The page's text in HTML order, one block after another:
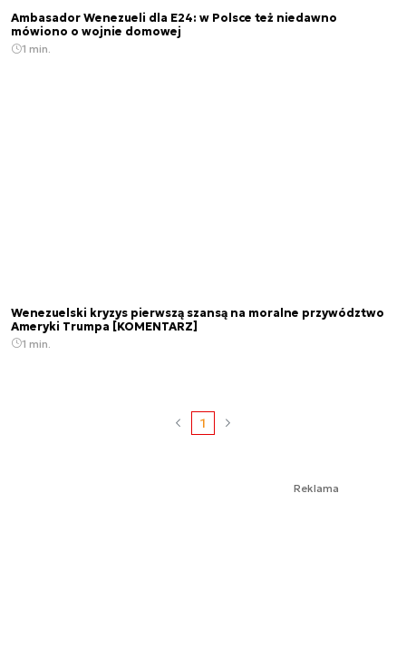
Ambasador Wenezueli dla E24: w Polsce też niedawno
mówiono o wojnie domowej
1 min.
Wenezuelski kryzys pierwszą szansą na moralne przywództwo
Ameryki Trumpa [KOMENTARZ]
1 min.
1
Reklama